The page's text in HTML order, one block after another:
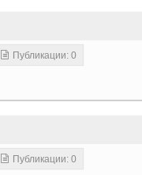
Публикации: 0
Публикации: 0